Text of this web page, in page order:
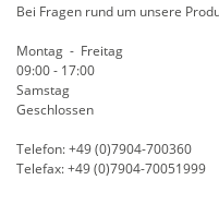
Bei Fragen rund um unsere
Montag - Freitag
09:00 - 17:00
Samstag
Geschlossen
Telefon: +49 (0)7904-700360
Telefax: +49 (0)7904-70051999